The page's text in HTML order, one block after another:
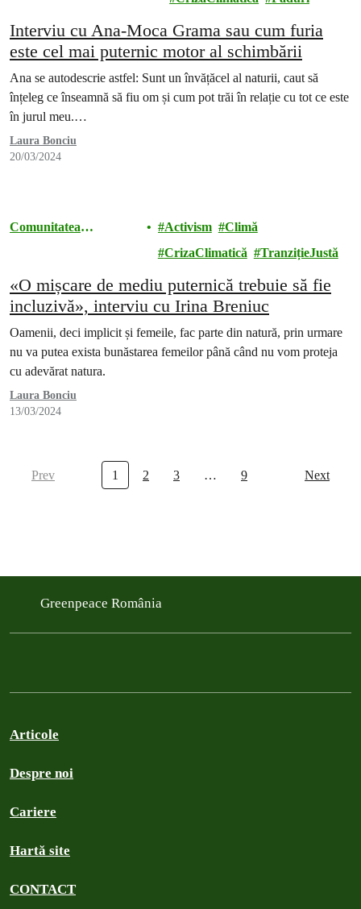
Interviu cu Ana-Moca Grama sau cum furia
este cel mai puternic motor al schimbării
Ana se autodescrie astfel: Sunt un învățăcel al naturii, caut să
înțeleg ce înseamnă să fiu om și cum pot trăi în relație cu tot ce este
în jurul meu.…
Laura Bonciu
20/03/2024
Comunitatea
Activism
Climă
CrizaClimatică
TranzițieJustă
«O mișcare de mediu puternică trebuie să fie
incluzivă», interviu cu Irina Breniuc
Oamenii, deci implicit și femeile, fac parte din natură, prin urmare
nu va putea exista bunăstarea femeilor până când nu vom proteja
cu adevărat natura.
Laura Bonciu
13/03/2024
Prev 1 2 3 … 9 Next
Greenpeace România
Articole
Despre noi
Cariere
Hartă site
CONTACT